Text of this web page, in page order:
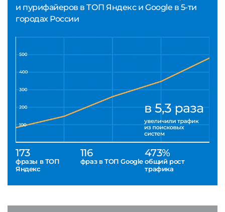
и пурифайеров в ТОП Яндекс и Google в 5-ти
городах России
173
фразы в ТОП
Яндекс
116
фраз в ТОП Google
473%
общий рост
трафика